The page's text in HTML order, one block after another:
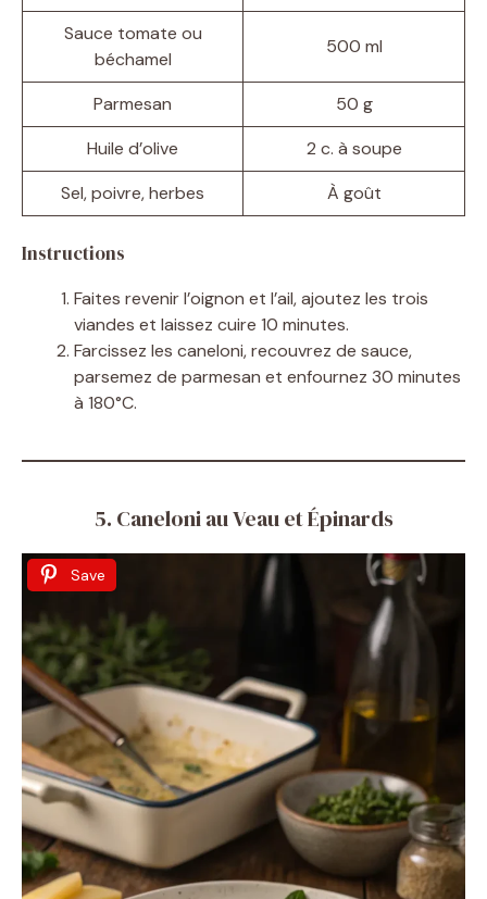
Sauce tomate ou
béchamel
500 ml
Parmesan
50 g
Huile d’olive
2 c. à soupe
Sel, poivre, herbes
À goût
Instructions
Faites revenir l’oignon et l’ail, ajoutez les trois
viandes et laissez cuire 10 minutes.
Farcissez les caneloni, recouvrez de sauce,
parsemez de parmesan et enfournez 30 minutes
à 180°C.
5. Caneloni au Veau et Épinards
Save